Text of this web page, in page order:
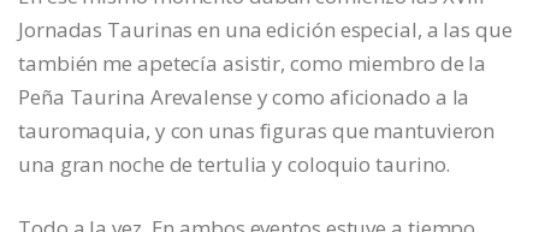
Jornadas Taurinas en una edición especial, a las que
también me apetecía asistir, como miembro de la
Peña Taurina Arevalense y como aficionado a la
tauromaquia, y con unas figuras que mantuvieron
una gran noche de tertulia y coloquio taurino.